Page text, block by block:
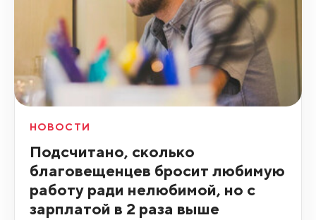
НОВОСТИ
Подсчитано, сколько
благовещенцев бросит любимую
работу ради нелюбимой, но с
зарплатой в 2 раза выше